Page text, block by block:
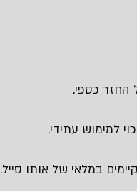
למימוש עתידי.
במלאי של אותו סייל.